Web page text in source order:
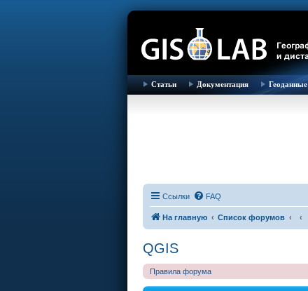
Статьи Документация Геоданные
Ссылки FAQ
На главную Список форумов
QGIS
Правила форума